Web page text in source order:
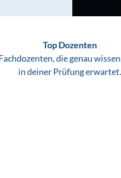
Top Dozenten
die genau
in deiner Prüfung erwartet.